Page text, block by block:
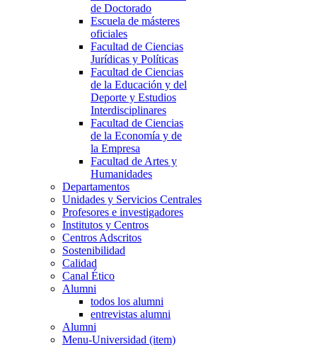
de Doctorado
Escuela de másteres
oficiales
Facultad de Ciencias
Jurídicas y Políticas
Facultad de Ciencias
de la Educación y del
Deporte y Estudios
Interdisciplinares
Facultad de Ciencias
de la Economía y de
la Empresa
Facultad de Artes y
Humanidades
Departamentos
Unidades y Servicios Centrales
Profesores e investigadores
Institutos y Centros
Centros Adscritos
Sostenibilidad
Calidad
Canal Ético
Alumni
todos los alumni
entrevistas alumni
Alumni
Menu-Universidad (item)